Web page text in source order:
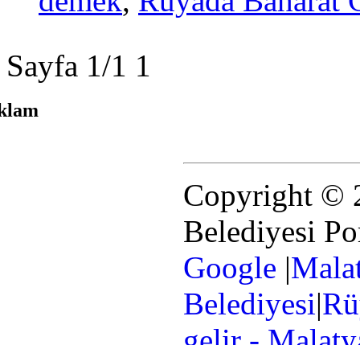
Sayfa 1/1 1
Copyright ©
Belediyesi
Google |
Belediyesi|